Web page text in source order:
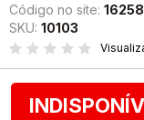
Código no site:
SKU: 10103